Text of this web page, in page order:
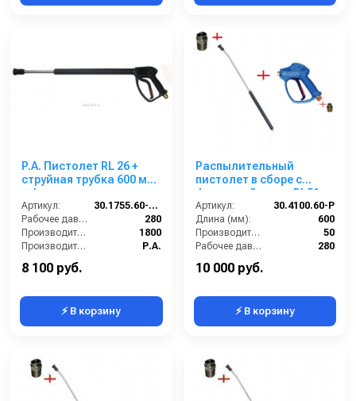
P.A. Пистолет RL 26 +
струйная трубка 600 мм
+ форсунка
Артикул:
30.1755.60-600 ZINK
Рабочее давление (бар):
280
Производительность (л/ч):
1800
Производитель:
P.A.
8 100 руб.
⚡ В корзину
Распылительный
пистолет в сборе с
форсункой курок RL51
М22х1,5ш 600 мм (нерж).
Артикул:
30.4100.60-P
Длина (мм):
600
Производительность (л/мин):
50
Рабочее давление (бар):
280
10 000 руб.
⚡ В корзину